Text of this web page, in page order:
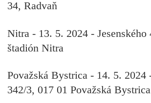
34, Radvaň
Nitra - 13. 5. 2024 -
štadión Nitra
Považská Bystrica - 14. 5. 2024
342/3, 017 01 Považská Bystrica